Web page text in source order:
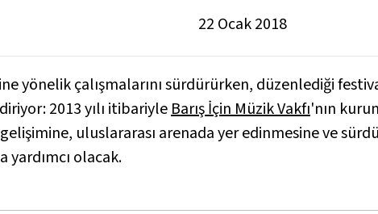
22 Ocak 2018
yönelik çalışmalarını sürdürürken, düzenlediği
2013 yılı itibariyleBarış İçin Müzik Vakfı'nın
gelişimine, uluslararası arenada yer edinmesine ve
yardımcı olacak.